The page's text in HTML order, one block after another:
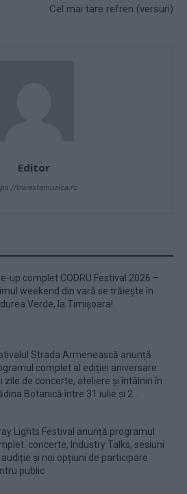
Cel mai tare refren (versuri)
Editor
traiestemuzica.ro
up complet CODRU Festival 2026 –
weekend din vară se trăiește în
Verde, la Timișoara!
Strada Armenească anunță
complet al ediției aniversare:
zile de concerte, ateliere și întâlniri în
Botanică între 31 iulie și 2...
Lights Festival anunță programul
concerte, Industry Talks, sesiuni
audiție și noi opțiuni de participare
public